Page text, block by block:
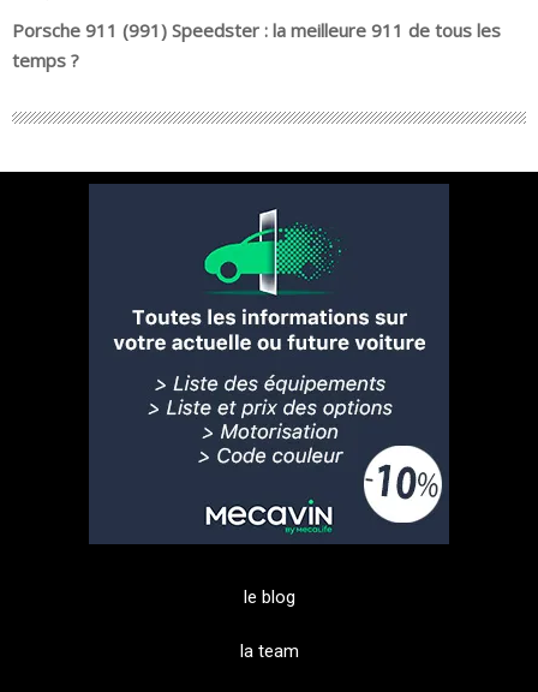
Porsche 911 (991) Speedster : la meilleure 911 de tous les
temps ?
le blog
la team